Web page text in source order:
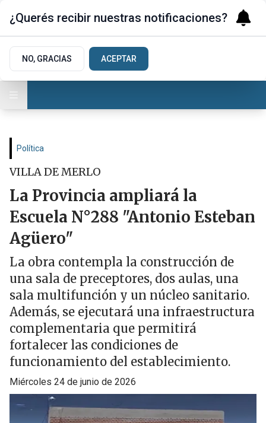
Política
VILLA DE MERLO
La Provincia ampliará la
Escuela N°288 "Antonio Esteban
Agüero"
La obra contempla la construcción de
una sala de preceptores, dos aulas, una
sala multifunción y un núcleo sanitario.
Además, se ejecutará una infraestructura
complementaria que permitirá
fortalecer las condiciones de
funcionamiento del establecimiento.
miércoles 24 de junio de 2026
¿Querés recibir nuestras notificaciones?
NO, GRACIAS ACEPTAR